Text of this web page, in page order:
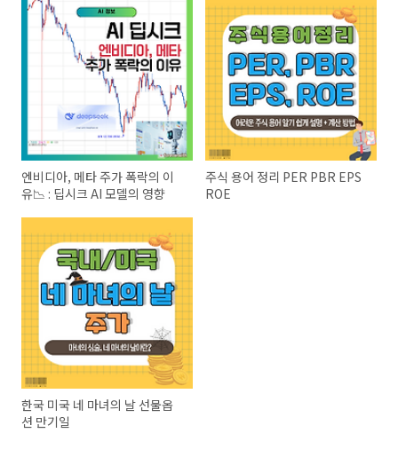
엔비디아, 메타 주가 폭락의 이
유📉 : 딥시크 AI 모델의 영향
주식 용어 정리 PER PBR EPS
ROE
한국 미국 네 마녀의 날 선물옵
션 만기일